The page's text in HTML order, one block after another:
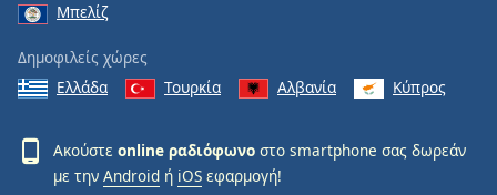
Μπελίζ
Δημοφιλείς χώρες
Ελλάδα
Τουρκία Αλβανία Κύπρος
Ακούστε online ραδιόφωνο στο smartphone σας δωρεάν
με την Android ή iOS εφαρμογή!